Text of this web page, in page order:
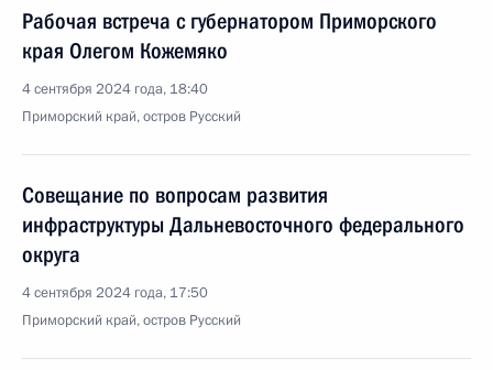
Рабочая встреча с губернатором Приморского
края Олегом Кожемяко
4 сентября 2024 года, 18:40
Приморский край, остров Русский
Совещание по вопросам развития
инфраструктуры Дальневосточного федерального
округа
4 сентября 2024 года, 17:50
Приморский край, остров Русский